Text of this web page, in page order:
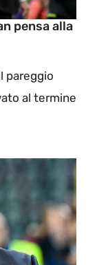
pensa alla
pareggio
al termine